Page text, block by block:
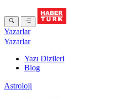
Yazarlar
Yazarlar
Yazı Dizileri
Blog
Astroloji